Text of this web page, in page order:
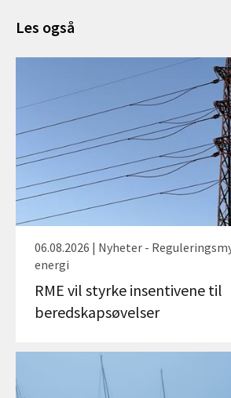
Les også
06.08.2026 | Nyheter -
energi
RME vil styrke insentivene til
beredskapsøvelser